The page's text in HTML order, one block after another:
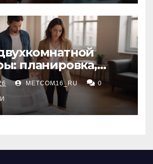
планировка,
жилья и
документов
METCOM16_RU 0